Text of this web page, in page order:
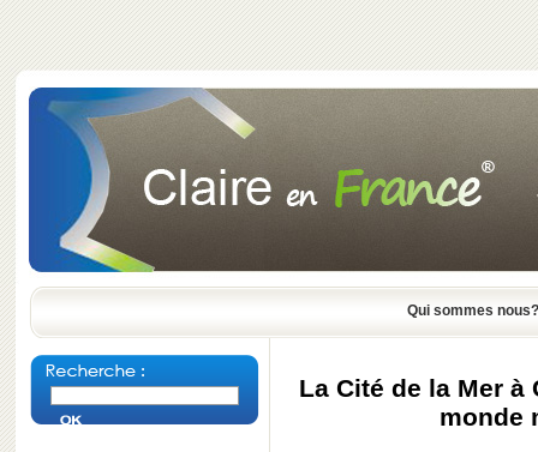
Qui sommes nous?
La Cité de la Mer
monde